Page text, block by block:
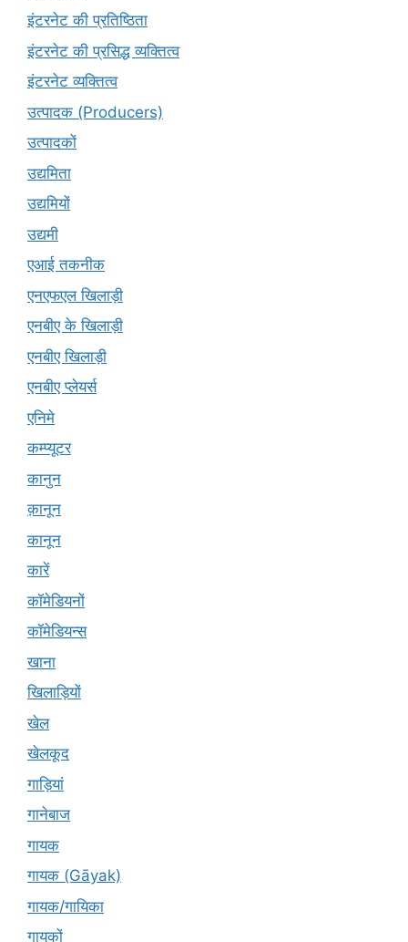
इंटरनेट की प्रतिष्ठिता
इंटरनेट की प्रसिद्ध व्यक्तित्व
इंटरनेट व्यक्तित्व
उत्पादक (Producers)
उत्पादकों
उद्यमिता
उद्यमियों
उद्यमी
एआई तकनीक
एनएफएल खिलाड़ी
एनबीए के खिलाड़ी
एनबीए खिलाड़ी
एनबीए प्लेयर्स
एनिमे
कम्प्यूटर
कानुन
क़ानून
कानून
कारें
कॉमेडियनों
कॉमेडियन्स
खाना
खिलाड़ियों
खेल
खेलकूद
गाड़ियां
गानेबाज
गायक
गायक (Gāyak)
गायक/गायिका
गायकों